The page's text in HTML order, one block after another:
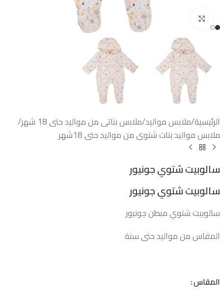
اضغط للتكبير
الرئيسية/ملابس مواليد/ملابس بناتى من مواليد حتى 18 شهر
/
ملابس مواليد بنات شتوى من مواليد حتى 18شهر
سالوبيت شتوي جونيور
سالوبيت شتوي جونيور
سالوبيت شتوي مبطن جونيور
المقاس من مواليد حتى سنة
المقاس